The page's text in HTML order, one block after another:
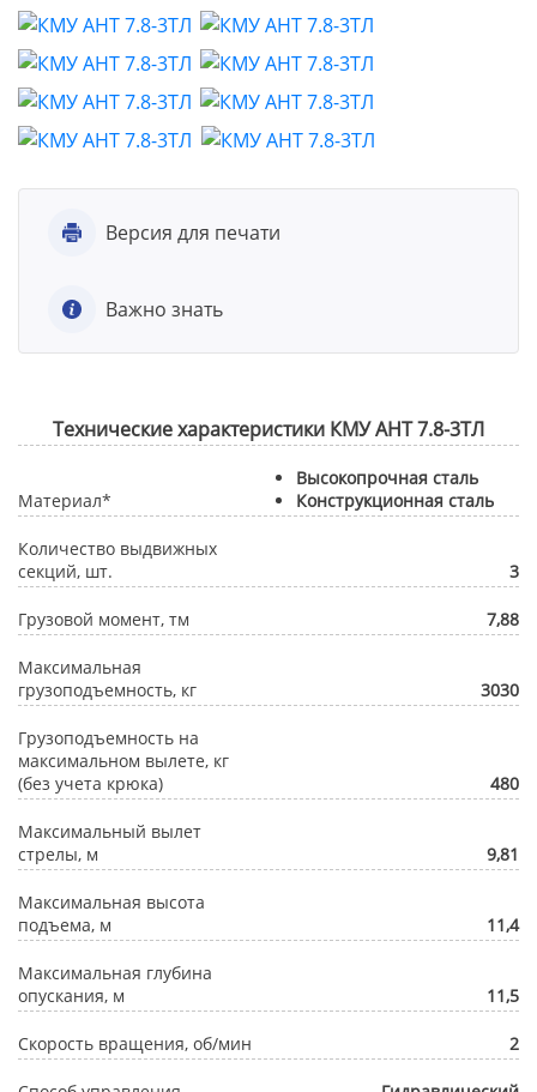
Версия для печати
Важно знать
Технические характеристики КМУ АНТ 7.8-3ТЛ
Материал*
Высокопрочная сталь
Конструкционная сталь
Количество выдвижных
секций, шт.
3
Грузовой момент, тм 7,88
Максимальная
грузоподъемность, кг
3030
Грузоподъемность на
максимальном вылете, кг
(без учета крюка)
480
Максимальный вылет
стрелы, м
9,81
Максимальная высота
подъема, м
11,4
Максимальная глубина
опускания, м
11,5
Скорость вращения, об/мин 2